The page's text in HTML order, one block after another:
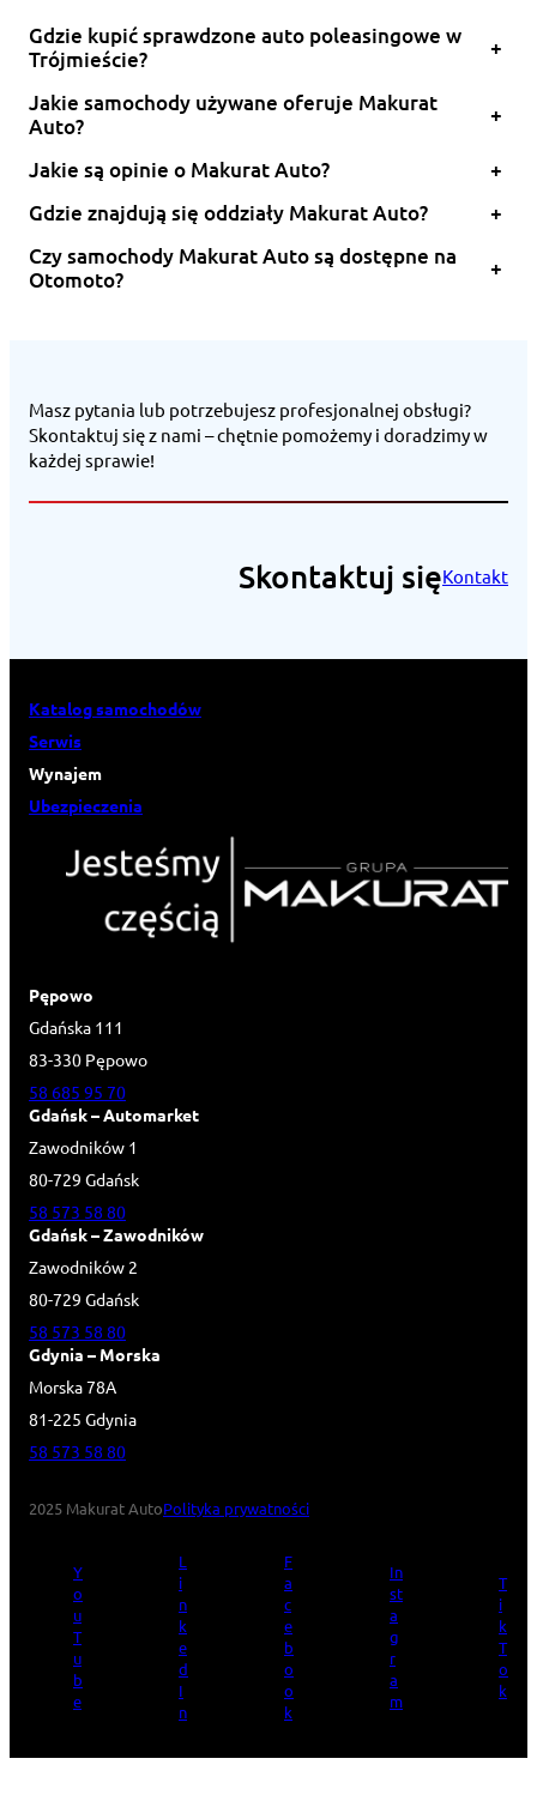
Gdzie kupić sprawdzone auto poleasingowe w
Trójmieście?
+
Jakie samochody używane oferuje Makurat
Auto?
+
Jakie są opinie o Makurat Auto?
+
Gdzie znajdują się oddziały Makurat Auto?
+
Czy samochody Makurat Auto są dostępne na
Otomoto?
+
Masz pytania lub potrzebujesz profesjonalnej obsługi?
Skontaktuj się z nami – chętnie pomożemy i doradzimy w
każdej sprawie!
Skontaktuj sięKontakt
Katalog samochodów
Serwis
Wynajem
Ubezpieczenia
Pępowo
Gdańska 111
83-330 Pępowo
58 685 95 70
Gdańsk – Automarket
Zawodników 1
80-729 Gdańsk
58 573 58 80
Gdańsk – Zawodników
Zawodników 2
80-729 Gdańsk
58 573 58 80
Gdynia – Morska
Morska 78A
81-225 Gdynia
58 573 58 80
2025 Makurat AutoPolityka prywatności
Y
o
u
T
u
b
e
L
i
n
k
e
d
I
n
F
a
c
e
b
o
o
k
In
st
a
g
r
a
m
T
i
k
T
o
k